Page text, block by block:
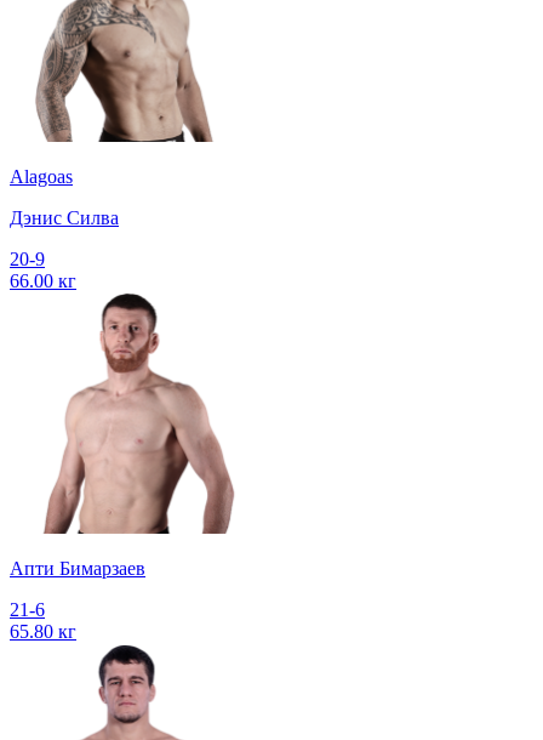
Alagoas
Дэнис Силва
20-9
66.00 кг
Апти Бимарзаев
21-6
65.80 кг